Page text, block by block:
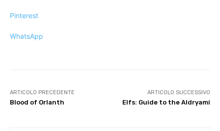
Pinterest
WhatsApp
ARTICOLO PRECEDENTE
Blood of Orlanth
ARTICOLO SUCCESSIVO
Elfs: Guide to the Aldryami